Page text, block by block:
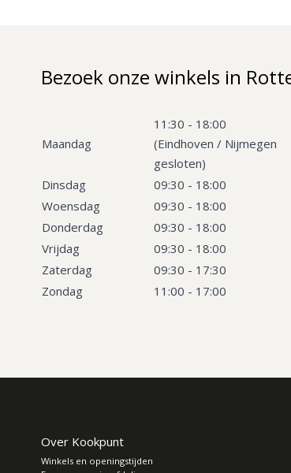
Bezoek onze winkels in
Maandag
11:30 - 18:00
(Eindhoven / Nijmegen
gesloten)
Dinsdag
09:30 - 18:00
Woensdag
09:30 - 18:00
Donderdag
09:30 - 18:00
Vrijdag
09:30 - 18:00
Zaterdag
09:30 - 17:30
Zondag
11:00 - 17:00
Over Kookpunt
Winkels en openingstijden